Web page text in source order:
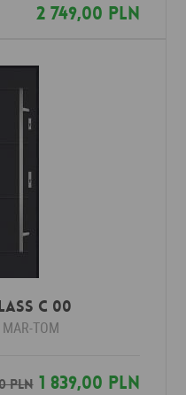
2 749,00 PLN
C 00
MAR-TOM
PLN1 839,00 PLN